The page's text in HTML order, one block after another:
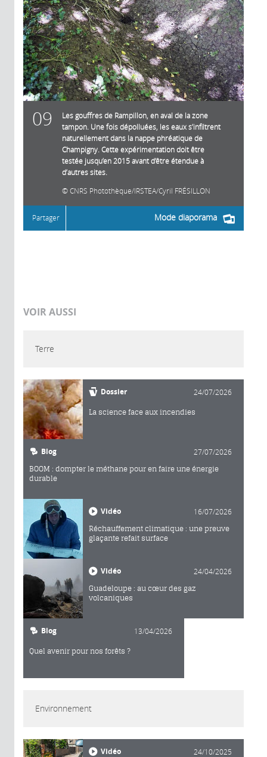
09
Les gouffres de Rampillon, en aval de la zone
tampon. Une fois dépolluées, les eaux s’infiltrent
naturellement dans la nappe phréatique de
Champigny. Cette expérimentation doit être
testée jusqu’en 2015 avant d’être étendue à
d’autres sites.
CNRS Photothèque/IRSTEA/Cyril FRÉSILLON
Mode diaporama
Partager
VOIR AUSSI
Terre
Dossier 24/07/2026
La science face aux incendies
Blog 27/07/2026
BOOM : dompter le méthane pour en faire une énergie
durable
Vidéo 16/07/2026
Réchauffement climatique : une preuve
glaçante refait surface
Vidéo 24/04/2026
Guadeloupe : au cœur des gaz
volcaniques
Blog 13/04/2026
Quel avenir pour nos forêts ?
Environnement
Vidéo 24/10/2025